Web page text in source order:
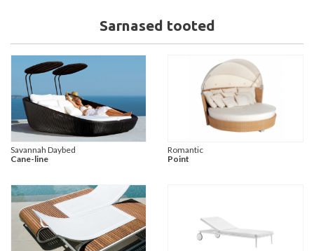
Sarnased tooted
Savannah Daybed
Cane-line
Romantic
Point